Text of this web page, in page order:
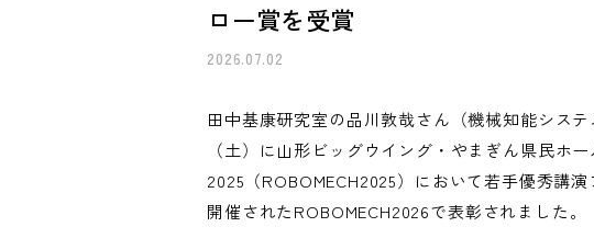
ロー賞を受賞
2026.07.02
田中基康研究室の品川敦哉さん（機械知能シス
（土）に山形ビッグウイング・やまぎん県民ホ
2025（ROBOMECH2025）において若手優秀講
開催されたROBOMECH2026で表彰されました。